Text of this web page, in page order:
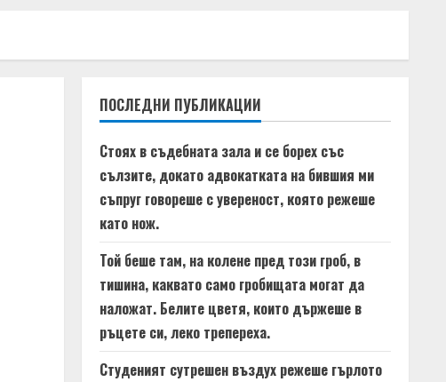
ПОСЛЕДНИ ПУБЛИКАЦИИ
Стоях в съдебната зала и се борех със
сълзите, докато адвокатката на бившия ми
съпруг говореше с увереност, която режеше
като нож.
Той беше там, на колене пред този гроб, в
тишина, каквато само гробищата могат да
наложат. Белите цветя, които държеше в
ръцете си, леко трепереха.
Студеният сутрешен въздух режеше гърлото